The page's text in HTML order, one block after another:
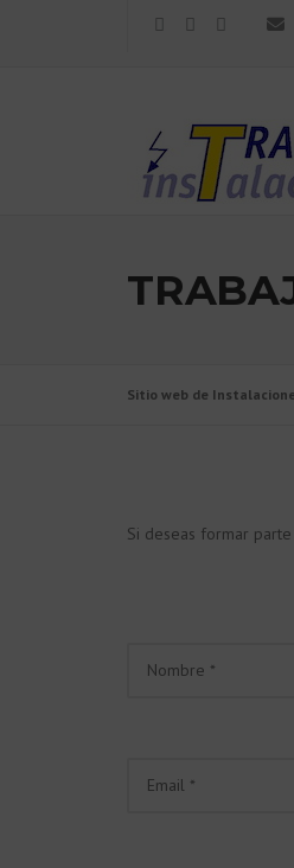
Sitio web de
Si deseas formar